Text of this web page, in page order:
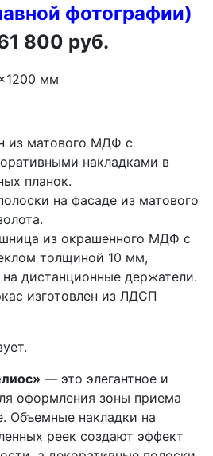
фотографии)
800 руб.
мм
из матового МДФ с
накладками в
планок.
на фасаде из матового
из окрашенного МДФ с
толщиной 10 мм,
дистанционные держатели.
изготовлен из ЛДСП
— это элегантное и
оформления зоны приема
Объемные накладки на
реек создают эффект